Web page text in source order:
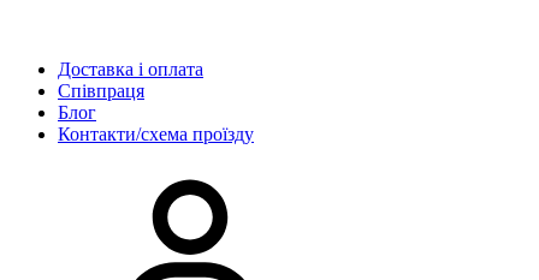
Доставка і оплата
Співпраця
Блог
Контакти/схема проїзду